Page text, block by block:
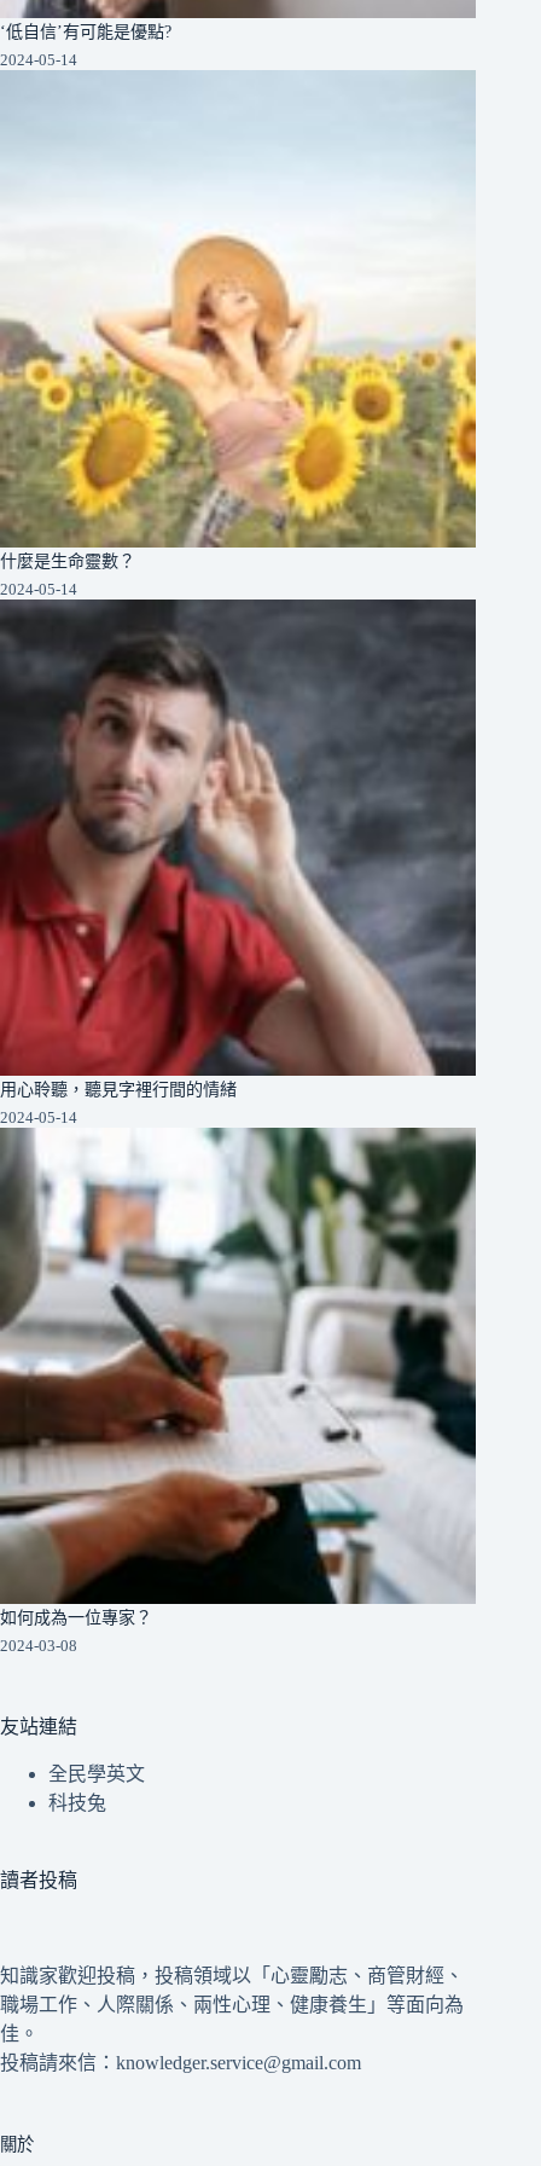
‘低自信’有可能是優點?
2024-05-14
什麼是生命靈數？
2024-05-14
用心聆聽，聽見字裡行間的情緒
2024-05-14
如何成為一位專家？
2024-03-08
友站連結
全民學英文
科技兔
讀者投稿
知識家歡迎投稿，投稿領域以「心靈勵志、商管財經、
職場工作、人際關係、兩性心理、健康養生」等面向為
佳。
投稿請來信：knowledger.service@gmail.com
關於